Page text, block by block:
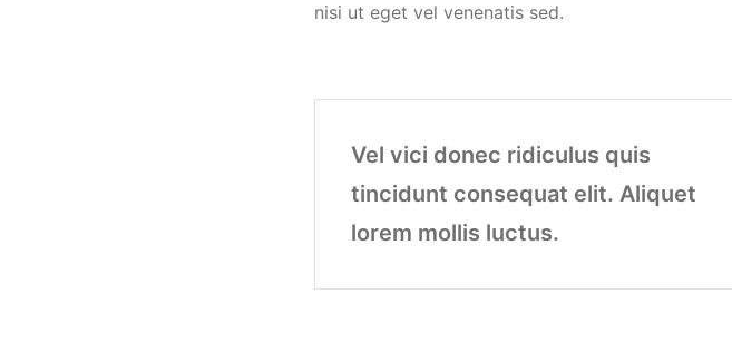
nisi ut eget vel venenatis sed.
Vel vici donec ridiculus quis
tincidunt consequat elit. Aliquet
lorem mollis luctus.